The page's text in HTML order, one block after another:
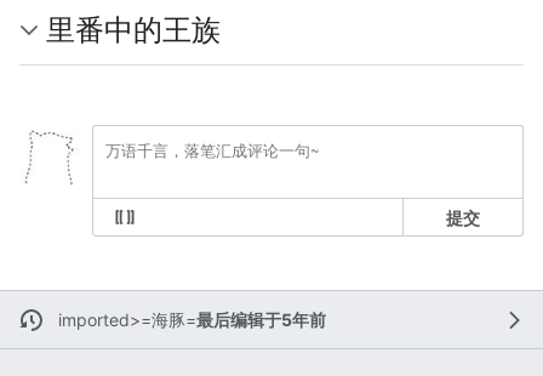
里番中的王族
提交
imported>=海豚=最后编辑于5年前